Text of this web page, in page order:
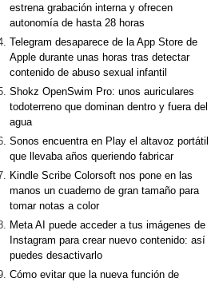
estrena grabación interna y ofrecen
autonomía de hasta 28 horas
Telegram desaparece de la App Store de
Apple durante unas horas tras detectar
contenido de abuso sexual infantil
Shokz OpenSwim Pro: unos auriculares
todoterreno que dominan dentro y fuera del
agua
Sonos encuentra en Play el altavoz portátil
que llevaba años queriendo fabricar
Kindle Scribe Colorsoft nos pone en las
manos un cuaderno de gran tamaño para
tomar notas a color
Meta AI puede acceder a tus imágenes de
Instagram para crear nuevo contenido: así
puedes desactivarlo
Cómo evitar que la nueva función de